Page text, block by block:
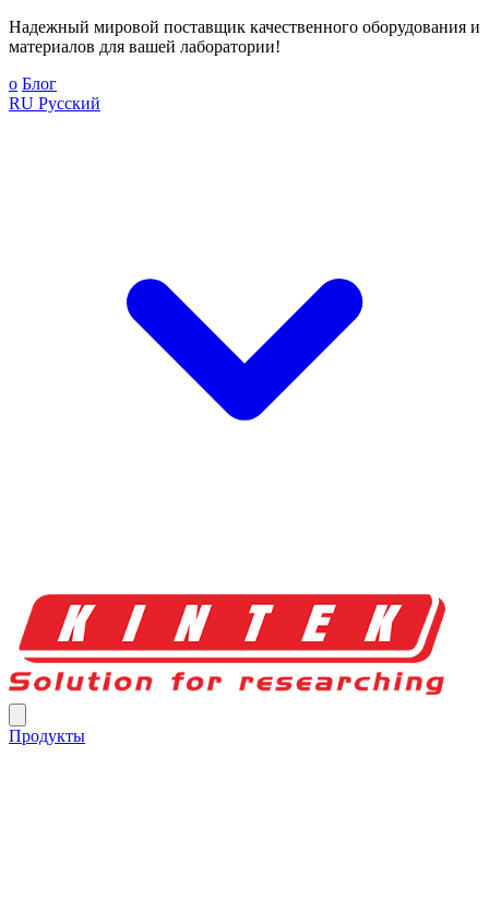
Надежный мировой поставщик качественного оборудования и
материалов для вашей лаборатории!
о Блог
RU Русский
Продукты